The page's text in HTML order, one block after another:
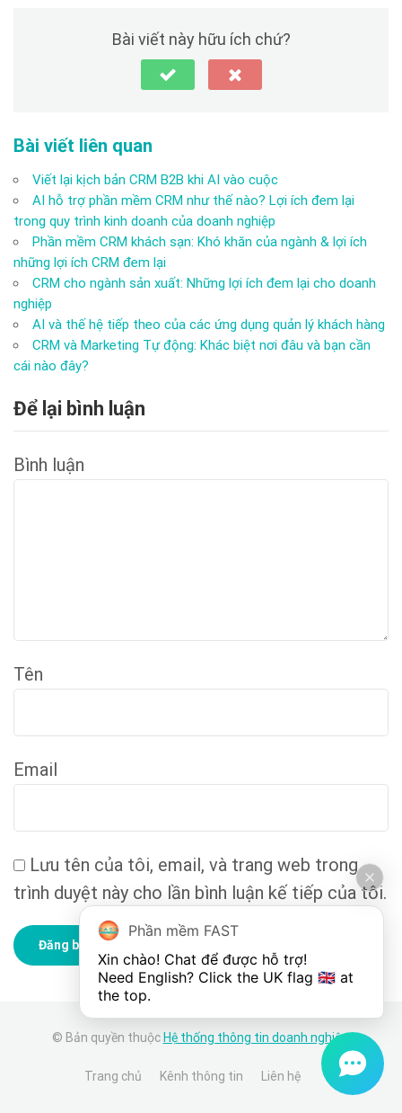
Bài viết này hữu ích chứ?
Bài viết liên quan
Viết lại kịch bản CRM B2B khi AI vào cuộc
AI hỗ trợ phần mềm CRM như thế nào? Lợi ích đem lại
trong quy trình kinh doanh của doanh nghiệp
Phần mềm CRM khách sạn: Khó khăn của ngành & lợi ích
những lợi ích CRM đem lại
CRM cho ngành sản xuất: Những lợi ích đem lại cho doanh
nghiệp
AI và thế hệ tiếp theo của các ứng dụng quản lý khách hàng
CRM và Marketing Tự động: Khác biệt nơi đâu và bạn cần
cái nào đây?
Để lại bình luận
Bình luận
Tên
Email
Lưu tên của tôi, email, và trang web trong
trình duyệt này cho lần bình luận kế tiếp của tôi.
© Bản quyền thuộc Hệ thống thông tin doanh nghiệp.
Trang chủ Kênh thông tin Liên hệ
Phần mềm FAST
Xin chào! Chat để được hỗ trợ!
Need English? Click the UK flag 🇬🇧 at
the top.